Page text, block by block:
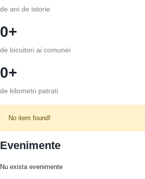
de ani de istorie
0
de locuitori ai comunei
0
de kilometri patrati
No item found!
Evenimente
Nu exista evenimente